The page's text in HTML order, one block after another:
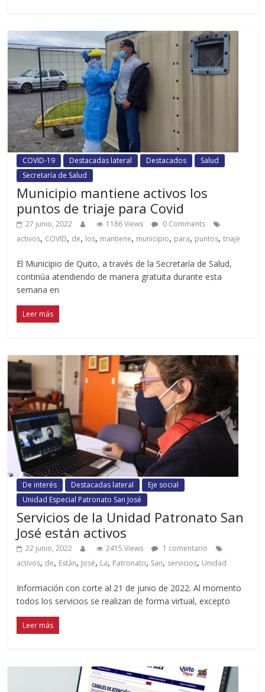
COVID-19 Destacadas lateral Destacados
Salud
Secretaría de Salud
Municipio mantiene activos los
puntos de triaje para Covid
27 junio, 2022 1186 Views
0 Comments
activos, COVID, de, los, mantiene, municipio, para, puntos,triaje
El Municipio de Quito, a través de la Secretaría de Salud,
continúa atendiendo de manera gratuita durante esta
semana en
Leer más
De interés Destacadas lateral
Eje social
Unidad Especial Patronato San José
Servicios de la Unidad Patronato San
José están activos
22 junio, 2022 2415 Views
1 comentario
activos, de, Están, José, La, Patronato, San, servicios, Unidad
Información con corte al 21 de junio de 2022. Al momento
todos los servicios se realizan de forma virtual, excepto
Leer más